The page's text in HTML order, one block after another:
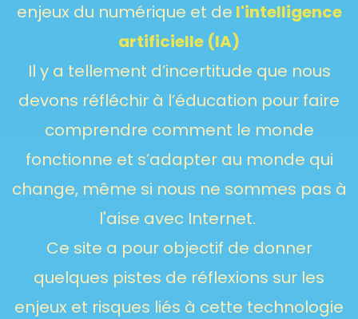
enjeux du numérique et de l'intelligence
artificielle (IA)
Il y a tellement d’incertitude que nous
devons réfléchir à l’éducation pour faire
comprendre comment le monde
fonctionne et s’adapter au monde qui
change, même si nous ne sommes pas à
l'aise avec Internet.
Ce site a pour objectif de donner
quelques pistes de réflexions sur les
enjeux et risques liés à cette technologie